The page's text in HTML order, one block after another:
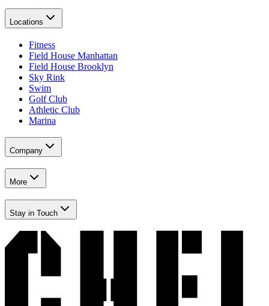
Locations​​​​‌ ‍ ​‍​‍‌‍ ‌ ​‍‌‍‍‌‌‍‌ ‌‍‍‌‌‍ ‍​‍​‍​ ‍‍​‍​‍‌ ​ ‌‍​‌‌‍ ‍‌‍‍‌‌ ‌​‌ ‍‌​‍ ‍‌‍‍‌‌‍ ​‍​‍​‍ ​​‍​‍‌‍‍​‌ ​‍‌‍‌‌‌‍‌‍​‍​‍​ ‍‍​‍​‍‌‍‍​‌ ‌​‌ ‌​‌ ​​‌ ​ ​ ‍‍​‍ ​‍ ‌‍​ ‌‍‍​‌‍‌‌‌‍ ​‌ ​ ‌‍‌‌‌‍​‌‌ ​​‌‍‍‌‌‍‌‌‌ ​‍‌ ​ ​‍ ‍‌ ​ ‌‍​‌‌‍ ‍‌‍‍‌‌ ‌​‌ ‍‌​‍ ‍‌ ​ ‌ ‌​‌ ‌‌‌‍‌​‌‍‍‌‌‍ ​‍ ‌‍‍‌‌‍ ‍‌ ‌​‌‍‌‌‌‍ ‍‌ ‌​​‍ ‌‍‌‌‌‍‌​‌‍‍‌‌ ‌​​‍ ‌‍ ‌‌‍ ‌‍‌​‌‍‌‌​ ‌‌ ​​‌ ​‍‌‍‌‌‌ ​ ‌‍‌‌‌‍ ‍‌ ‌​‌‍​‌‌ ‌​‌‍‍‌‌‍ ‌‍ ‍​ ‍ ‌‍‍‌‌‍‌​​ ‌‌‍‌‍‌‍ ‌‍ ‌ ‌​‌‍‌‌‌ ​‍​ ‍ ‌ ‌​‌ ‍‌‌ ​​‌‍‌‌​ ‌‌‍‌‍‌‍ ‌‍ ‌ ‌​‌‍‌‌‌ ​‍​ ‍ ‌ ​​‌‍​‌‌ ‌​‌‍‍​​ ‌‌‍​ ‌‍ ‌‍ ​‌ ‌‌‌‍ ‌‌‍ ‍‌ ​ ​‍‌‌​ ‌‌‌​​‍‌‌ ‌‍‍ ‌‍‌‌‌ ‍‌​‍‌‌​ ​ ‌​‌​​‍‌‌​ ​ ‌​‌​​‍‌‌​ ​‍​ ​‍‌‍‌‌‌‍​‍​ ​‍​ ‍​‌‍​ ​ ‌‌‌‍​ ‌‍​ ‌‍‌‌‌‍​‍‌‍​‌​ ​‌​‍‌‌​ ​‍​ ​‍​‍‌‌​ ‌‌‌​‌​​‍ ‍‌ ‌​‌‍‍‌‌ ‌​‌‍ ​‌‍‌‌​ ‌‍​‍‌‍​‌‌ ​ ‌‍‌‌‌‌‌‌‌ ​‍‌‍ ​​ ‌‌‍‍​‌ ‌​‌ ‌​‌ ​​‌ ​ ​‍‌‌​ ​ ‌​​‌​‍‌‌​ ​‍‌​‌‍​‍‌‌​ ​‍‌​‌‍‌‍​ ‌‍‍​‌‍‌‌‌‍ ​‌ ​ ‌‍‌‌‌‍​‌‌ ​​‌‍‍‌‌‍‌‌‌ ​‍‌ ​ ​‍ ‍‌ ​ ‌‍​‌‌‍ ‍‌‍‍‌‌ ‌​‌ ‍‌​‍ ‍‌ ​ ‌ ‌​‌ ‌‌‌‍‌​‌‍‍‌‌‍ ​‍‌‍‌‍‍‌‌‍‌​​ ‌‌‍‌‍‌‍ ‌‍ ‌ ‌​‌‍‌‌‌ ​‍​‍‌‍‌ ‌​‌ ‍‌‌ ​​‌‍‌‌​ ‌‌‍‌‍‌‍ ‌‍ ‌ ‌​‌‍‌‌‌ ​‍​‍‌‍‌ ​​‌‍​‌‌ ‌​‌‍‍​​ ‌‌‍​ ‌‍ ‌‍ ​‌ ‌‌‌‍ ‌‌‍ ‍‌ ​ ​‍‌‌​ ‌‌‌​​‍‌‌ ‌‍‍ ‌‍‌‌‌ ‍‌​‍‌‌​ ​ ‌​‌​​‍‌‌​ ​ ‌​‌​​‍‌‌​ ​‍​ ​‍‌‍‌‌‌‍​‍​ ​‍​ ‍​‌‍​ ​ ‌‌‌‍​ ‌‍​ ‌‍‌‌‌‍​‍‌‍​‌​ ​‌​‍‌‌​ ​‍​ ​‍​‍‌‌​ ‌‌‌​‌​​‍ ‍‌ ‌​‌‍‍‌‌ ‌​‌‍ ​‌‍‌‌​‍‌‍‌ ​​‌‍‌‌‌ ​‍‌ ​ ‌ ​​‌‍‌‌‌‍​ ‌ ‌​‌‍‍‌‌ ‌‍‌‍‌‌​ ‌‌ ​​‌ ‌‌‌‍​‍‌‍ ​‌‍‍‌‌ ​ ‌‍‍​‌‍‌‌‌‍‌​​‍​‍‌ ‌
Fitness​​​​‌ ‍ ​‍​‍‌‍ ‌ ​‍‌‍‍‌‌‍‌ ‌‍‍‌‌‍ ‍​‍​‍​ ‍‍​‍​‍‌ ​ ‌‍​‌‌‍ ‍‌‍‍‌‌ ‌​‌ ‍‌​‍ ‍‌‍‍‌‌‍ ​‍​‍​‍ ​​‍​‍‌‍‍​‌ ​‍‌‍‌‌‌‍‌‍​‍​‍​ ‍‍​‍​‍‌‍‍​‌ ‌​‌ ‌​‌ ​​‌ ​ ​ ‍‍​‍ ​‍ ‌‍​ ‌‍‍​‌‍‌‌‌‍ ​‌ ​ ‌‍‌‌‌‍​‌‌ ​​‌‍‍‌‌‍‌‌‌ ​‍‌ ​ ​‍ ‍‌ ​ ‌‍​‌‌‍ ‍‌‍‍‌‌ ‌​‌ ‍‌​‍ ‍‌ ​ ‌ ‌​‌ ‌‌‌‍‌​‌‍‍‌‌‍ ​‍ ‌‍‍‌‌‍ ‍‌ ‌​‌‍‌‌‌‍ ‍‌ ‌​​‍ ‌‍‌‌‌‍‌​‌‍‍‌‌ ‌​​‍ ‌‍ ‌‌‍ ‌‍‌​‌‍‌‌​ ‌‌ ​​‌ ​‍‌‍‌‌‌ ​ ‌‍‌‌‌‍ ‍‌ ‌​‌‍​‌‌ ‌​‌‍‍‌‌‍ ‌‍ ‍​ ‍ ‌‍‍‌‌‍‌​​ ‌‌‍‌‍‌‍ ‌‍ ‌ ‌​‌‍‌‌‌ ​‍​ ‍ ‌ ‌​‌ ‍‌‌ ​​‌‍‌‌​ ‌‌‍‌‍‌‍ ‌‍ ‌ ‌​‌‍‌‌‌ ​‍​ ‍ ‌ ​​‌‍​‌‌ ‌​‌‍‍​​ ‌‌‍​ ‌‍ ‌‍ ​‌ ‌‌‌‍ ‌‌‍ ‍‌ ​ ​‍‌‌​ ‌‌‌​​‍‌‌ ‌‍‍ ‌‍‌‌‌ ‍‌​‍‌‌​ ​ ‌​‌​​‍‌‌​ ​ ‌​‌​​‍‌‌​ ​‍​ ​‍‌‍‌‌‌‍​‍​ ​‍​ ‍​‌‍​ ​ ‌‌‌‍​ ‌‍​ ‌‍‌‌‌‍​‍‌‍​‌​ ​‌​‍‌‌​ ​‍​ ​‍​‍‌‌​ ‌‌‌​‌​​‍ ‍‌‍ ​‌‍‍‌‌‍ ‍‌‍‍ ‌ ​ ​‍‌‌​ ‌‌‌​​‍‌‌ ‌‍‍ ‌‍‌‌‌ ‍‌​‍‌‌​ ​ ‌​‌​​‍‌‌​ ​ ‌​‌​​‍‌‌​ ​‍​ ​‍​ ​‍​ ​ ​ ​ ‌‍​ ‌‍‌‌​ ‍​​ ‌‍​ ​‌​ ‌​‌‍​‌‌‍​ ​ ‍‌​‍‌‌​ ​‍​ ​‍​‍‌‌​ ‌‌‌​‌​​‍ ‍‌‍ ‍‌‍​‌‌‍ ‌‌‍‌‌​ ‌‍​‍‌‍​‌‌ ​ ‌‍‌‌‌‌‌‌‌ ​‍‌‍ ​​ ‌‌‍‍​‌ ‌​‌ ‌​‌ ​​‌ ​ ​‍‌‌​ ​ ‌​​‌​‍‌‌​ ​‍‌​‌‍​‍‌‌​ ​‍‌​‌‍‌‍​ ‌‍‍​‌‍‌‌‌‍ ​‌ ​ ‌‍‌‌‌‍​‌‌ ​​‌‍‍‌‌‍‌‌‌ ​‍‌ ​ ​‍ ‍‌ ​ ‌‍​‌‌‍ ‍‌‍‍‌‌ ‌​‌ ‍‌​‍ ‍‌ ​ ‌ ‌​‌ ‌‌‌‍‌​‌‍‍‌‌‍ ​‍‌‍‌‍‍‌‌‍‌​​ ‌‌‍‌‍‌‍ ‌‍ ‌ ‌​‌‍‌‌‌ ​‍​‍‌‍‌ ‌​‌ ‍‌‌ ​​‌‍‌‌​ ‌‌‍‌‍‌‍ ‌‍ ‌ ‌​‌‍‌‌‌ ​‍​‍‌‍‌ ​​‌‍​‌‌ ‌​‌‍‍​​ ‌‌‍​ ‌‍ ‌‍ ​‌ ‌‌‌‍ ‌‌‍ ‍‌ ​ ​‍‌‌​ ‌‌‌​​‍‌‌ ‌‍‍ ‌‍‌‌‌ ‍‌​‍‌‌​ ​ ‌​‌​​‍‌‌​ ​ ‌​‌​​‍‌‌​ ​‍​ ​‍‌‍‌‌‌‍​‍​ ​‍​ ‍​‌‍​ ​ ‌‌‌‍​ ‌‍​ ‌‍‌‌‌‍​‍‌‍​‌​ ​‌​‍‌‌​ ​‍​ ​‍​‍‌‌​ ‌‌‌​‌​​‍ ‍‌‍ ​‌‍‍‌‌‍ ‍‌‍‍ ‌ ​ ​‍‌‌​ ‌‌‌​​‍‌‌ ‌‍‍ ‌‍‌‌‌ ‍‌​‍‌‌​ ​ ‌​‌​​‍‌‌​ ​ ‌​‌​​‍‌‌​ ​‍​ ​‍​ ​‍​ ​ ​ ​ ‌‍​ ‌‍‌‌​ ‍​​ ‌‍​ ​‌​ ‌​‌‍​‌‌‍​ ​ ‍‌​‍‌‌​ ​‍​ ​‍​‍‌‌​ ‌‌‌​‌​​‍ ‍‌‍ ‍‌‍​‌‌‍ ‌‌‍‌‌​‍‌‍‌ ​​‌‍‌‌‌ ​‍‌ ​ ‌ ​​‌‍‌‌‌‍​ ‌ ‌​‌‍‍‌‌ ‌‍‌‍‌‌​ ‌‌ ​​‌ ‌‌‌‍​‍‌‍ ​‌‍‍‌‌ ​ ‌‍‍​‌‍‌‌‌‍‌​​‍​‍‌ ‌
Field House Manhattan​​​​‌ ‍ ​‍​‍‌‍ ‌ ​‍‌‍‍‌‌‍‌ ‌‍‍‌‌‍ ‍​‍​‍​ ‍‍​‍​‍‌ ​ ‌‍​‌‌‍ ‍‌‍‍‌‌ ‌​‌ ‍‌​‍ ‍‌‍‍‌‌‍ ​‍​‍​‍ ​​‍​‍‌‍‍​‌ ​‍‌‍‌‌‌‍‌‍​‍​‍​ ‍‍​‍​‍‌‍‍​‌ ‌​‌ ‌​‌ ​​‌ ​ ​ ‍‍​‍ ​‍ ‌‍​ ‌‍‍​‌‍‌‌‌‍ ​‌ ​ ‌‍‌‌‌‍​‌‌ ​​‌‍‍‌‌‍‌‌‌ ​‍‌ ​ ​‍ ‍‌ ​ ‌‍​‌‌‍ ‍‌‍‍‌‌ ‌​‌ ‍‌​‍ ‍‌ ​ ‌ ‌​‌ ‌‌‌‍‌​‌‍‍‌‌‍ ​‍ ‌‍‍‌‌‍ ‍‌ ‌​‌‍‌‌‌‍ ‍‌ ‌​​‍ ‌‍‌‌‌‍‌​‌‍‍‌‌ ‌​​‍ ‌‍ ‌‌‍ ‌‍‌​‌‍‌‌​ ‌‌ ​​‌ ​‍‌‍‌‌‌ ​ ‌‍‌‌‌‍ ‍‌ ‌​‌‍​‌‌ ‌​‌‍‍‌‌‍ ‌‍ ‍​ ‍ ‌‍‍‌‌‍‌​​ ‌‌‍‌‍‌‍ ‌‍ ‌ ‌​‌‍‌‌‌ ​‍​ ‍ ‌ ‌​‌ ‍‌‌ ​​‌‍‌‌​ ‌‌‍‌‍‌‍ ‌‍ ‌ ‌​‌‍‌‌‌ ​‍​ ‍ ‌ ​​‌‍​‌‌ ‌​‌‍‍​​ ‌‌‍​ ‌‍ ‌‍ ​‌ ‌‌‌‍ ‌‌‍ ‍‌ ​ ​‍‌‌​ ‌‌‌​​‍‌‌ ‌‍‍ ‌‍‌‌‌ ‍‌​‍‌‌​ ​ ‌​‌​​‍‌‌​ ​ ‌​‌​​‍‌‌​ ​‍​ ​‍‌‍‌‌‌‍​‍​ ​‍​ ‍​‌‍​ ​ ‌‌‌‍​ ‌‍​ ‌‍‌‌‌‍​‍‌‍​‌​ ​‌​‍‌‌​ ​‍​ ​‍​‍‌‌​ ‌‌‌​‌​​‍ ‍‌‍ ​‌‍‍‌‌‍ ‍‌‍‍ ‌ ​ ​‍‌‌​ ‌‌‌​​‍‌‌ ‌‍‍ ‌‍‌‌‌ ‍‌​‍‌‌​ ​ ‌​‌​​‍‌‌​ ​ ‌​‌​​‍‌‌​ ​‍​ ​‍​ ​‌​ ​ ​ ​‌‌‍​‍​ ​​​ ​‌‌‍​‌​ ‌ ​ ​‍​ ​‍​ ‌‍​ ‌​​‍‌‌​ ​‍​ ​‍​‍‌‌​ ‌‌‌​‌​​‍ ‍‌‍ ‍‌‍​‌‌‍ ‌‌‍‌‌​ ‌‍​‍‌‍​‌‌ ​ ‌‍‌‌‌‌‌‌‌ ​‍‌‍ ​​ ‌‌‍‍​‌ ‌​‌ ‌​‌ ​​‌ ​ ​‍‌‌​ ​ ‌​​‌​‍‌‌​ ​‍‌​‌‍​‍‌‌​ ​‍‌​‌‍‌‍​ ‌‍‍​‌‍‌‌‌‍ ​‌ ​ ‌‍‌‌‌‍​‌‌ ​​‌‍‍‌‌‍‌‌‌ ​‍‌ ​ ​‍ ‍‌ ​ ‌‍​‌‌‍ ‍‌‍‍‌‌ ‌​‌ ‍‌​‍ ‍‌ ​ ‌ ‌​‌ ‌‌‌‍‌​‌‍‍‌‌‍ ​‍‌‍‌‍‍‌‌‍‌​​ ‌‌‍‌‍‌‍ ‌‍ ‌ ‌​‌‍‌‌‌ ​‍​‍‌‍‌ ‌​‌ ‍‌‌ ​​‌‍‌‌​ ‌‌‍‌‍‌‍ ‌‍ ‌ ‌​‌‍‌‌‌ ​‍​‍‌‍‌ ​​‌‍​‌‌ ‌​‌‍‍​​ ‌‌‍​ ‌‍ ‌‍ ​‌ ‌‌‌‍ ‌‌‍ ‍‌ ​ ​‍‌‌​ ‌‌‌​​‍‌‌ ‌‍‍ ‌‍‌‌‌ ‍‌​‍‌‌​ ​ ‌​‌​​‍‌‌​ ​ ‌​‌​​‍‌‌​ ​‍​ ​‍‌‍‌‌‌‍​‍​ ​‍​ ‍​‌‍​ ​ ‌‌‌‍​ ‌‍​ ‌‍‌‌‌‍​‍‌‍​‌​ ​‌​‍‌‌​ ​‍​ ​‍​‍‌‌​ ‌‌‌​‌​​‍ ‍‌‍ ​‌‍‍‌‌‍ ‍‌‍‍ ‌ ​ ​‍‌‌​ ‌‌‌​​‍‌‌ ‌‍‍ ‌‍‌‌‌ ‍‌​‍‌‌​ ​ ‌​‌​​‍‌‌​ ​ ‌​‌​​‍‌‌​ ​‍​ ​‍​ ​‌​ ​ ​ ​‌‌‍​‍​ ​​​ ​‌‌‍​‌​ ‌ ​ ​‍​ ​‍​ ‌‍​ ‌​​‍‌‌​ ​‍​ ​‍​‍‌‌​ ‌‌‌​‌​​‍ ‍‌‍ ‍‌‍​‌‌‍ ‌‌‍‌‌​‍‌‍‌ ​​‌‍‌‌‌ ​‍‌ ​ ‌ ​​‌‍‌‌‌‍​ ‌ ‌​‌‍‍‌‌ ‌‍‌‍‌‌​ ‌‌ ​​‌ ‌‌‌‍​‍‌‍ ​‌‍‍‌‌ ​ ‌‍‍​‌‍‌‌‌‍‌​​‍​‍‌ ‌
Field House Brooklyn​​​​‌ ‍ ​‍​‍‌‍ ‌ ​‍‌‍‍‌‌‍‌ ‌‍‍‌‌‍ ‍​‍​‍​ ‍‍​‍​‍‌ ​ ‌‍​‌‌‍ ‍‌‍‍‌‌ ‌​‌ ‍‌​‍ ‍‌‍‍‌‌‍ ​‍​‍​‍ ​​‍​‍‌‍‍​‌ ​‍‌‍‌‌‌‍‌‍​‍​‍​ ‍‍​‍​‍‌‍‍​‌ ‌​‌ ‌​‌ ​​‌ ​ ​ ‍‍​‍ ​‍ ‌‍​ ‌‍‍​‌‍‌‌‌‍ ​‌ ​ ‌‍‌‌‌‍​‌‌ ​​‌‍‍‌‌‍‌‌‌ ​‍‌ ​ ​‍ ‍‌ ​ ‌‍​‌‌‍ ‍‌‍‍‌‌ ‌​‌ ‍‌​‍ ‍‌ ​ ‌ ‌​‌ ‌‌‌‍‌​‌‍‍‌‌‍ ​‍ ‌‍‍‌‌‍ ‍‌ ‌​‌‍‌‌‌‍ ‍‌ ‌​​‍ ‌‍‌‌‌‍‌​‌‍‍‌‌ ‌​​‍ ‌‍ ‌‌‍ ‌‍‌​‌‍‌‌​ ‌‌ ​​‌ ​‍‌‍‌‌‌ ​ ‌‍‌‌‌‍ ‍‌ ‌​‌‍​‌‌ ‌​‌‍‍‌‌‍ ‌‍ ‍​ ‍ ‌‍‍‌‌‍‌​​ ‌‌‍‌‍‌‍ ‌‍ ‌ ‌​‌‍‌‌‌ ​‍​ ‍ ‌ ‌​‌ ‍‌‌ ​​‌‍‌‌​ ‌‌‍‌‍‌‍ ‌‍ ‌ ‌​‌‍‌‌‌ ​‍​ ‍ ‌ ​​‌‍​‌‌ ‌​‌‍‍​​ ‌‌‍​ ‌‍ ‌‍ ​‌ ‌‌‌‍ ‌‌‍ ‍‌ ​ ​‍‌‌​ ‌‌‌​​‍‌‌ ‌‍‍ ‌‍‌‌‌ ‍‌​‍‌‌​ ​ ‌​‌​​‍‌‌​ ​ ‌​‌​​‍‌‌​ ​‍​ ​‍‌‍‌‌‌‍​‍​ ​‍​ ‍​‌‍​ ​ ‌‌‌‍​ ‌‍​ ‌‍‌‌‌‍​‍‌‍​‌​ ​‌​‍‌‌​ ​‍​ ​‍​‍‌‌​ ‌‌‌​‌​​‍ ‍‌‍ ​‌‍‍‌‌‍ ‍‌‍‍ ‌ ​ ​‍‌‌​ ‌‌‌​​‍‌‌ ‌‍‍ ‌‍‌‌‌ ‍‌​‍‌‌​ ​ ‌​‌​​‍‌‌​ ​ ‌​‌​​‍‌‌​ ​‍​ ​‍​ ‌‍​ ‍​​ ‌ ‌‍‌​​ ​‌​ ​‍​ ‌‌​ ‌‍​ ​‍​ ​‌‌‍​ ​ ​‌​‍‌‌​ ​‍​ ​‍​‍‌‌​ ‌‌‌​‌​​‍ ‍‌‍ ‍‌‍​‌‌‍ ‌‌‍‌‌​ ‌‍​‍‌‍​‌‌ ​ ‌‍‌‌‌‌‌‌‌ ​‍‌‍ ​​ ‌‌‍‍​‌ ‌​‌ ‌​‌ ​​‌ ​ ​‍‌‌​ ​ ‌​​‌​‍‌‌​ ​‍‌​‌‍​‍‌‌​ ​‍‌​‌‍‌‍​ ‌‍‍​‌‍‌‌‌‍ ​‌ ​ ‌‍‌‌‌‍​‌‌ ​​‌‍‍‌‌‍‌‌‌ ​‍‌ ​ ​‍ ‍‌ ​ ‌‍​‌‌‍ ‍‌‍‍‌‌ ‌​‌ ‍‌​‍ ‍‌ ​ ‌ ‌​‌ ‌‌‌‍‌​‌‍‍‌‌‍ ​‍‌‍‌‍‍‌‌‍‌​​ ‌‌‍‌‍‌‍ ‌‍ ‌ ‌​‌‍‌‌‌ ​‍​‍‌‍‌ ‌​‌ ‍‌‌ ​​‌‍‌‌​ ‌‌‍‌‍‌‍ ‌‍ ‌ ‌​‌‍‌‌‌ ​‍​‍‌‍‌ ​​‌‍​‌‌ ‌​‌‍‍​​ ‌‌‍​ ‌‍ ‌‍ ​‌ ‌‌‌‍ ‌‌‍ ‍‌ ​ ​‍‌‌​ ‌‌‌​​‍‌‌ ‌‍‍ ‌‍‌‌‌ ‍‌​‍‌‌​ ​ ‌​‌​​‍‌‌​ ​ ‌​‌​​‍‌‌​ ​‍​ ​‍‌‍‌‌‌‍​‍​ ​‍​ ‍​‌‍​ ​ ‌‌‌‍​ ‌‍​ ‌‍‌‌‌‍​‍‌‍​‌​ ​‌​‍‌‌​ ​‍​ ​‍​‍‌‌​ ‌‌‌​‌​​‍ ‍‌‍ ​‌‍‍‌‌‍ ‍‌‍‍ ‌ ​ ​‍‌‌​ ‌‌‌​​‍‌‌ ‌‍‍ ‌‍‌‌‌ ‍‌​‍‌‌​ ​ ‌​‌​​‍‌‌​ ​ ‌​‌​​‍‌‌​ ​‍​ ​‍​ ‌‍​ ‍​​ ‌ ‌‍‌​​ ​‌​ ​‍​ ‌‌​ ‌‍​ ​‍​ ​‌‌‍​ ​ ​‌​‍‌‌​ ​‍​ ​‍​‍‌‌​ ‌‌‌​‌​​‍ ‍‌‍ ‍‌‍​‌‌‍ ‌‌‍‌‌​‍‌‍‌ ​​‌‍‌‌‌ ​‍‌ ​ ‌ ​​‌‍‌‌‌‍​ ‌ ‌​‌‍‍‌‌ ‌‍‌‍‌‌​ ‌‌ ​​‌ ‌‌‌‍​‍‌‍ ​‌‍‍‌‌ ​ ‌‍‍​‌‍‌‌‌‍‌​​‍​‍‌ ‌
Sky Rink​​​​‌ ‍ ​‍​‍‌‍ ‌ ​‍‌‍‍‌‌‍‌ ‌‍‍‌‌‍ ‍​‍​‍​ ‍‍​‍​‍‌ ​ ‌‍​‌‌‍ ‍‌‍‍‌‌ ‌​‌ ‍‌​‍ ‍‌‍‍‌‌‍ ​‍​‍​‍ ​​‍​‍‌‍‍​‌ ​‍‌‍‌‌‌‍‌‍​‍​‍​ ‍‍​‍​‍‌‍‍​‌ ‌​‌ ‌​‌ ​​‌ ​ ​ ‍‍​‍ ​‍ ‌‍​ ‌‍‍​‌‍‌‌‌‍ ​‌ ​ ‌‍‌‌‌‍​‌‌ ​​‌‍‍‌‌‍‌‌‌ ​‍‌ ​ ​‍ ‍‌ ​ ‌‍​‌‌‍ ‍‌‍‍‌‌ ‌​‌ ‍‌​‍ ‍‌ ​ ‌ ‌​‌ ‌‌‌‍‌​‌‍‍‌‌‍ ​‍ ‌‍‍‌‌‍ ‍‌ ‌​‌‍‌‌‌‍ ‍‌ ‌​​‍ ‌‍‌‌‌‍‌​‌‍‍‌‌ ‌​​‍ ‌‍ ‌‌‍ ‌‍‌​‌‍‌‌​ ‌‌ ​​‌ ​‍‌‍‌‌‌ ​ ‌‍‌‌‌‍ ‍‌ ‌​‌‍​‌‌ ‌​‌‍‍‌‌‍ ‌‍ ‍​ ‍ ‌‍‍‌‌‍‌​​ ‌‌‍‌‍‌‍ ‌‍ ‌ ‌​‌‍‌‌‌ ​‍​ ‍ ‌ ‌​‌ ‍‌‌ ​​‌‍‌‌​ ‌‌‍‌‍‌‍ ‌‍ ‌ ‌​‌‍‌‌‌ ​‍​ ‍ ‌ ​​‌‍​‌‌ ‌​‌‍‍​​ ‌‌‍​ ‌‍ ‌‍ ​‌ ‌‌‌‍ ‌‌‍ ‍‌ ​ ​‍‌‌​ ‌‌‌​​‍‌‌ ‌‍‍ ‌‍‌‌‌ ‍‌​‍‌‌​ ​ ‌​‌​​‍‌‌​ ​ ‌​‌​​‍‌‌​ ​‍​ ​‍‌‍‌‌‌‍​‍​ ​‍​ ‍​‌‍​ ​ ‌‌‌‍​ ‌‍​ ‌‍‌‌‌‍​‍‌‍​‌​ ​‌​‍‌‌​ ​‍​ ​‍​‍‌‌​ ‌‌‌​‌​​‍ ‍‌‍ ​‌‍‍‌‌‍ ‍‌‍‍ ‌ ​ ​‍‌‌​ ‌‌‌​​‍‌‌ ‌‍‍ ‌‍‌‌‌ ‍‌​‍‌‌​ ​ ‌​‌​​‍‌‌​ ​ ‌​‌​​‍‌‌​ ​‍​ ​‍​ ‌​​ ‌ ‌‍‌‍‌‍‌‍​ ​​​ ‌‍​ ‌‌​ ‌​‌‍‌​‌‍‌​​ ​‌‌‍​‍​‍‌‌​ ​‍​ ​‍​‍‌‌​ ‌‌‌​‌​​‍ ‍‌‍ ‍‌‍​‌‌‍ ‌‌‍‌‌​ ‌‍​‍‌‍​‌‌ ​ ‌‍‌‌‌‌‌‌‌ ​‍‌‍ ​​ ‌‌‍‍​‌ ‌​‌ ‌​‌ ​​‌ ​ ​‍‌‌​ ​ ‌​​‌​‍‌‌​ ​‍‌​‌‍​‍‌‌​ ​‍‌​‌‍‌‍​ ‌‍‍​‌‍‌‌‌‍ ​‌ ​ ‌‍‌‌‌‍​‌‌ ​​‌‍‍‌‌‍‌‌‌ ​‍‌ ​ ​‍ ‍‌ ​ ‌‍​‌‌‍ ‍‌‍‍‌‌ ‌​‌ ‍‌​‍ ‍‌ ​ ‌ ‌​‌ ‌‌‌‍‌​‌‍‍‌‌‍ ​‍‌‍‌‍‍‌‌‍‌​​ ‌‌‍‌‍‌‍ ‌‍ ‌ ‌​‌‍‌‌‌ ​‍​‍‌‍‌ ‌​‌ ‍‌‌ ​​‌‍‌‌​ ‌‌‍‌‍‌‍ ‌‍ ‌ ‌​‌‍‌‌‌ ​‍​‍‌‍‌ ​​‌‍​‌‌ ‌​‌‍‍​​ ‌‌‍​ ‌‍ ‌‍ ​‌ ‌‌‌‍ ‌‌‍ ‍‌ ​ ​‍‌‌​ ‌‌‌​​‍‌‌ ‌‍‍ ‌‍‌‌‌ ‍‌​‍‌‌​ ​ ‌​‌​​‍‌‌​ ​ ‌​‌​​‍‌‌​ ​‍​ ​‍‌‍‌‌‌‍​‍​ ​‍​ ‍​‌‍​ ​ ‌‌‌‍​ ‌‍​ ‌‍‌‌‌‍​‍‌‍​‌​ ​‌​‍‌‌​ ​‍​ ​‍​‍‌‌​ ‌‌‌​‌​​‍ ‍‌‍ ​‌‍‍‌‌‍ ‍‌‍‍ ‌ ​ ​‍‌‌​ ‌‌‌​​‍‌‌ ‌‍‍ ‌‍‌‌‌ ‍‌​‍‌‌​ ​ ‌​‌​​‍‌‌​ ​ ‌​‌​​‍‌‌​ ​‍​ ​‍​ ‌​​ ‌ ‌‍‌‍‌‍‌‍​ ​​​ ‌‍​ ‌‌​ ‌​‌‍‌​‌‍‌​​ ​‌‌‍​‍​‍‌‌​ ​‍​ ​‍​‍‌‌​ ‌‌‌​‌​​‍ ‍‌‍ ‍‌‍​‌‌‍ ‌‌‍‌‌​‍‌‍‌ ​​‌‍‌‌‌ ​‍‌ ​ ‌ ​​‌‍‌‌‌‍​ ‌ ‌​‌‍‍‌‌ ‌‍‌‍‌‌​ ‌‌ ​​‌ ‌‌‌‍​‍‌‍ ​‌‍‍‌‌ ​ ‌‍‍​‌‍‌‌‌‍‌​​‍​‍‌ ‌
Swim​​​​‌ ‍ ​‍​‍‌‍ ‌ ​‍‌‍‍‌‌‍‌ ‌‍‍‌‌‍ ‍​‍​‍​ ‍‍​‍​‍‌ ​ ‌‍​‌‌‍ ‍‌‍‍‌‌ ‌​‌ ‍‌​‍ ‍‌‍‍‌‌‍ ​‍​‍​‍ ​​‍​‍‌‍‍​‌ ​‍‌‍‌‌‌‍‌‍​‍​‍​ ‍‍​‍​‍‌‍‍​‌ ‌​‌ ‌​‌ ​​‌ ​ ​ ‍‍​‍ ​‍ ‌‍​ ‌‍‍​‌‍‌‌‌‍ ​‌ ​ ‌‍‌‌‌‍​‌‌ ​​‌‍‍‌‌‍‌‌‌ ​‍‌ ​ ​‍ ‍‌ ​ ‌‍​‌‌‍ ‍‌‍‍‌‌ ‌​‌ ‍‌​‍ ‍‌ ​ ‌ ‌​‌ ‌‌‌‍‌​‌‍‍‌‌‍ ​‍ ‌‍‍‌‌‍ ‍‌ ‌​‌‍‌‌‌‍ ‍‌ ‌​​‍ ‌‍‌‌‌‍‌​‌‍‍‌‌ ‌​​‍ ‌‍ ‌‌‍ ‌‍‌​‌‍‌‌​ ‌‌ ​​‌ ​‍‌‍‌‌‌ ​ ‌‍‌‌‌‍ ‍‌ ‌​‌‍​‌‌ ‌​‌‍‍‌‌‍ ‌‍ ‍​ ‍ ‌‍‍‌‌‍‌​​ ‌‌‍‌‍‌‍ ‌‍ ‌ ‌​‌‍‌‌‌ ​‍​ ‍ ‌ ‌​‌ ‍‌‌ ​​‌‍‌‌​ ‌‌‍‌‍‌‍ ‌‍ ‌ ‌​‌‍‌‌‌ ​‍​ ‍ ‌ ​​‌‍​‌‌ ‌​‌‍‍​​ ‌‌‍​ ‌‍ ‌‍ ​‌ ‌‌‌‍ ‌‌‍ ‍‌ ​ ​‍‌‌​ ‌‌‌​​‍‌‌ ‌‍‍ ‌‍‌‌‌ ‍‌​‍‌‌​ ​ ‌​‌​​‍‌‌​ ​ ‌​‌​​‍‌‌​ ​‍​ ​‍‌‍‌‌‌‍​‍​ ​‍​ ‍​‌‍​ ​ ‌‌‌‍​ ‌‍​ ‌‍‌‌‌‍​‍‌‍​‌​ ​‌​‍‌‌​ ​‍​ ​‍​‍‌‌​ ‌‌‌​‌​​‍ ‍‌‍ ​‌‍‍‌‌‍ ‍‌‍‍ ‌ ​ ​‍‌‌​ ‌‌‌​​‍‌‌ ‌‍‍ ‌‍‌‌‌ ‍‌​‍‌‌​ ​ ‌​‌​​‍‌‌​ ​ ‌​‌​​‍‌‌​ ​‍​ ​‍‌‍‌‍‌‍‌‍​ ​​​ ‌‌​ ‌‌​ ‌​​ ​‍‌‍​ ​ ​‌​ ​ ‌‍​ ‌‍​‌‌‍​ ‌‍‌‌​ ‌‍​ ​‌​ ​ ‌‍​ ‌‍​‍​ ‌​​ ‍​‌‍‌​​ ‍​​ ‌‍​ ‌‌‌‍​‍​ ‌​​ ‌​​ ​‌​ ‍‌​ ‍‌‌‍​ ​‍‌‌​ ​‍​ ​‍​‍‌‌​ ‌‌‌​‌​​‍ ‍‌‍ ‍‌‍​‌‌‍ ‌‌‍‌‌​ ‌‍​‍‌‍​‌‌ ​ ‌‍‌‌‌‌‌‌‌ ​‍‌‍ ​​ ‌‌‍‍​‌ ‌​‌ ‌​‌ ​​‌ ​ ​‍‌‌​ ​ ‌​​‌​‍‌‌​ ​‍‌​‌‍​‍‌‌​ ​‍‌​‌‍‌‍​ ‌‍‍​‌‍‌‌‌‍ ​‌ ​ ‌‍‌‌‌‍​‌‌ ​​‌‍‍‌‌‍‌‌‌ ​‍‌ ​ ​‍ ‍‌ ​ ‌‍​‌‌‍ ‍‌‍‍‌‌ ‌​‌ ‍‌​‍ ‍‌ ​ ‌ ‌​‌ ‌‌‌‍‌​‌‍‍‌‌‍ ​‍‌‍‌‍‍‌‌‍‌​​ ‌‌‍‌‍‌‍ ‌‍ ‌ ‌​‌‍‌‌‌ ​‍​‍‌‍‌ ‌​‌ ‍‌‌ ​​‌‍‌‌​ ‌‌‍‌‍‌‍ ‌‍ ‌ ‌​‌‍‌‌‌ ​‍​‍‌‍‌ ​​‌‍​‌‌ ‌​‌‍‍​​ ‌‌‍​ ‌‍ ‌‍ ​‌ ‌‌‌‍ ‌‌‍ ‍‌ ​ ​‍‌‌​ ‌‌‌​​‍‌‌ ‌‍‍ ‌‍‌‌‌ ‍‌​‍‌‌​ ​ ‌​‌​​‍‌‌​ ​ ‌​‌​​‍‌‌​ ​‍​ ​‍‌‍‌‌‌‍​‍​ ​‍​ ‍​‌‍​ ​ ‌‌‌‍​ ‌‍​ ‌‍‌‌‌‍​‍‌‍​‌​ ​‌​‍‌‌​ ​‍​ ​‍​‍‌‌​ ‌‌‌​‌​​‍ ‍‌‍ ​‌‍‍‌‌‍ ‍‌‍‍ ‌ ​ ​‍‌‌​ ‌‌‌​​‍‌‌ ‌‍‍ ‌‍‌‌‌ ‍‌​‍‌‌​ ​ ‌​‌​​‍‌‌​ ​ ‌​‌​​‍‌‌​ ​‍​ ​‍‌‍‌‍‌‍‌‍​ ​​​ ‌‌​ ‌‌​ ‌​​ ​‍‌‍​ ​ ​‌​ ​ ‌‍​ ‌‍​‌‌‍​ ‌‍‌‌​ ‌‍​ ​‌​ ​ ‌‍​ ‌‍​‍​ ‌​​ ‍​‌‍‌​​ ‍​​ ‌‍​ ‌‌‌‍​‍​ ‌​​ ‌​​ ​‌​ ‍‌​ ‍‌‌‍​ ​‍‌‌​ ​‍​ ​‍​‍‌‌​ ‌‌‌​‌​​‍ ‍‌‍ ‍‌‍​‌‌‍ ‌‌‍‌‌​‍‌‍‌ ​​‌‍‌‌‌ ​‍‌ ​ ‌ ​​‌‍‌‌‌‍​ ‌ ‌​‌‍‍‌‌ ‌‍‌‍‌‌​ ‌‌ ​​‌ ‌‌‌‍​‍‌‍ ​‌‍‍‌‌ ​ ‌‍‍​‌‍‌‌‌‍‌​​‍​‍‌ ‌
Golf Club​​​​‌ ‍ ​‍​‍‌‍ ‌ ​‍‌‍‍‌‌‍‌ ‌‍‍‌‌‍ ‍​‍​‍​ ‍‍​‍​‍‌ ​ ‌‍​‌‌‍ ‍‌‍‍‌‌ ‌​‌ ‍‌​‍ ‍‌‍‍‌‌‍ ​‍​‍​‍ ​​‍​‍‌‍‍​‌ ​‍‌‍‌‌‌‍‌‍​‍​‍​ ‍‍​‍​‍‌‍‍​‌ ‌​‌ ‌​‌ ​​‌ ​ ​ ‍‍​‍ ​‍ ‌‍​ ‌‍‍​‌‍‌‌‌‍ ​‌ ​ ‌‍‌‌‌‍​‌‌ ​​‌‍‍‌‌‍‌‌‌ ​‍‌ ​ ​‍ ‍‌ ​ ‌‍​‌‌‍ ‍‌‍‍‌‌ ‌​‌ ‍‌​‍ ‍‌ ​ ‌ ‌​‌ ‌‌‌‍‌​‌‍‍‌‌‍ ​‍ ‌‍‍‌‌‍ ‍‌ ‌​‌‍‌‌‌‍ ‍‌ ‌​​‍ ‌‍‌‌‌‍‌​‌‍‍‌‌ ‌​​‍ ‌‍ ‌‌‍ ‌‍‌​‌‍‌‌​ ‌‌ ​​‌ ​‍‌‍‌‌‌ ​ ‌‍‌‌‌‍ ‍‌ ‌​‌‍​‌‌ ‌​‌‍‍‌‌‍ ‌‍ ‍​ ‍ ‌‍‍‌‌‍‌​​ ‌‌‍‌‍‌‍ ‌‍ ‌ ‌​‌‍‌‌‌ ​‍​ ‍ ‌ ‌​‌ ‍‌‌ ​​‌‍‌‌​ ‌‌‍‌‍‌‍ ‌‍ ‌ ‌​‌‍‌‌‌ ​‍​ ‍ ‌ ​​‌‍​‌‌ ‌​‌‍‍​​ ‌‌‍​ ‌‍ ‌‍ ​‌ ‌‌‌‍ ‌‌‍ ‍‌ ​ ​‍‌‌​ ‌‌‌​​‍‌‌ ‌‍‍ ‌‍‌‌‌ ‍‌​‍‌‌​ ​ ‌​‌​​‍‌‌​ ​ ‌​‌​​‍‌‌​ ​‍​ ​‍‌‍‌‌‌‍​‍​ ​‍​ ‍​‌‍​ ​ ‌‌‌‍​ ‌‍​ ‌‍‌‌‌‍​‍‌‍​‌​ ​‌​‍‌‌​ ​‍​ ​‍​‍‌‌​ ‌‌‌​‌​​‍ ‍‌‍ ​‌‍‍‌‌‍ ‍‌‍‍ ‌ ​ ​‍‌‌​ ‌‌‌​​‍‌‌ ‌‍‍ ‌‍‌‌‌ ‍‌​‍‌‌​ ​ ‌​‌​​‍‌‌​ ​ ‌​‌​​‍‌‌​ ​‍​ ​‍​ ‌​‌‍‌‌​ ‌‍‌‍‌​​ ​‍​ ‌‍​ ​‍‌‍‌‍‌‍​‌‌‍​ ‌‍​ ‌‍​ ​‍‌‌​ ​‍​ ​‍​‍‌‌​ ‌‌‌​‌​​‍ ‍‌‍ ‍‌‍​‌‌‍ ‌‌‍‌‌​ ‌‍​‍‌‍​‌‌ ​ ‌‍‌‌‌‌‌‌‌ ​‍‌‍ ​​ ‌‌‍‍​‌ ‌​‌ ‌​‌ ​​‌ ​ ​‍‌‌​ ​ ‌​​‌​‍‌‌​ ​‍‌​‌‍​‍‌‌​ ​‍‌​‌‍‌‍​ ‌‍‍​‌‍‌‌‌‍ ​‌ ​ ‌‍‌‌‌‍​‌‌ ​​‌‍‍‌‌‍‌‌‌ ​‍‌ ​ ​‍ ‍‌ ​ ‌‍​‌‌‍ ‍‌‍‍‌‌ ‌​‌ ‍‌​‍ ‍‌ ​ ‌ ‌​‌ ‌‌‌‍‌​‌‍‍‌‌‍ ​‍‌‍‌‍‍‌‌‍‌​​ ‌‌‍‌‍‌‍ ‌‍ ‌ ‌​‌‍‌‌‌ ​‍​‍‌‍‌ ‌​‌ ‍‌‌ ​​‌‍‌‌​ ‌‌‍‌‍‌‍ ‌‍ ‌ ‌​‌‍‌‌‌ ​‍​‍‌‍‌ ​​‌‍​‌‌ ‌​‌‍‍​​ ‌‌‍​ ‌‍ ‌‍ ​‌ ‌‌‌‍ ‌‌‍ ‍‌ ​ ​‍‌‌​ ‌‌‌​​‍‌‌ ‌‍‍ ‌‍‌‌‌ ‍‌​‍‌‌​ ​ ‌​‌​​‍‌‌​ ​ ‌​‌​​‍‌‌​ ​‍​ ​‍‌‍‌‌‌‍​‍​ ​‍​ ‍​‌‍​ ​ ‌‌‌‍​ ‌‍​ ‌‍‌‌‌‍​‍‌‍​‌​ ​‌​‍‌‌​ ​‍​ ​‍​‍‌‌​ ‌‌‌​‌​​‍ ‍‌‍ ​‌‍‍‌‌‍ ‍‌‍‍ ‌ ​ ​‍‌‌​ ‌‌‌​​‍‌‌ ‌‍‍ ‌‍‌‌‌ ‍‌​‍‌‌​ ​ ‌​‌​​‍‌‌​ ​ ‌​‌​​‍‌‌​ ​‍​ ​‍​ ‌​‌‍‌‌​ ‌‍‌‍‌​​ ​‍​ ‌‍​ ​‍‌‍‌‍‌‍​‌‌‍​ ‌‍​ ‌‍​ ​‍‌‌​ ​‍​ ​‍​‍‌‌​ ‌‌‌​‌​​‍ ‍‌‍ ‍‌‍​‌‌‍ ‌‌‍‌‌​‍‌‍‌ ​​‌‍‌‌‌ ​‍‌ ​ ‌ ​​‌‍‌‌‌‍​ ‌ ‌​‌‍‍‌‌ ‌‍‌‍‌‌​ ‌‌ ​​‌ ‌‌‌‍​‍‌‍ ​‌‍‍‌‌ ​ ‌‍‍​‌‍‌‌‌‍‌​​‍​‍‌ ‌
Athletic Club​​​​‌ ‍ ​‍​‍‌‍ ‌ ​‍‌‍‍‌‌‍‌ ‌‍‍‌‌‍ ‍​‍​‍​ ‍‍​‍​‍‌ ​ ‌‍​‌‌‍ ‍‌‍‍‌‌ ‌​‌ ‍‌​‍ ‍‌‍‍‌‌‍ ​‍​‍​‍ ​​‍​‍‌‍‍​‌ ​‍‌‍‌‌‌‍‌‍​‍​‍​ ‍‍​‍​‍‌‍‍​‌ ‌​‌ ‌​‌ ​​‌ ​ ​ ‍‍​‍ ​‍ ‌‍​ ‌‍‍​‌‍‌‌‌‍ ​‌ ​ ‌‍‌‌‌‍​‌‌ ​​‌‍‍‌‌‍‌‌‌ ​‍‌ ​ ​‍ ‍‌ ​ ‌‍​‌‌‍ ‍‌‍‍‌‌ ‌​‌ ‍‌​‍ ‍‌ ​ ‌ ‌​‌ ‌‌‌‍‌​‌‍‍‌‌‍ ​‍ ‌‍‍‌‌‍ ‍‌ ‌​‌‍‌‌‌‍ ‍‌ ‌​​‍ ‌‍‌‌‌‍‌​‌‍‍‌‌ ‌​​‍ ‌‍ ‌‌‍ ‌‍‌​‌‍‌‌​ ‌‌ ​​‌ ​‍‌‍‌‌‌ ​ ‌‍‌‌‌‍ ‍‌ ‌​‌‍​‌‌ ‌​‌‍‍‌‌‍ ‌‍ ‍​ ‍ ‌‍‍‌‌‍‌​​ ‌‌‍‌‍‌‍ ‌‍ ‌ ‌​‌‍‌‌‌ ​‍​ ‍ ‌ ‌​‌ ‍‌‌ ​​‌‍‌‌​ ‌‌‍‌‍‌‍ ‌‍ ‌ ‌​‌‍‌‌‌ ​‍​ ‍ ‌ ​​‌‍​‌‌ ‌​‌‍‍​​ ‌‌‍​ ‌‍ ‌‍ ​‌ ‌‌‌‍ ‌‌‍ ‍‌ ​ ​‍‌‌​ ‌‌‌​​‍‌‌ ‌‍‍ ‌‍‌‌‌ ‍‌​‍‌‌​ ​ ‌​‌​​‍‌‌​ ​ ‌​‌​​‍‌‌​ ​‍​ ​‍‌‍‌‌‌‍​‍​ ​‍​ ‍​‌‍​ ​ ‌‌‌‍​ ‌‍​ ‌‍‌‌‌‍​‍‌‍​‌​ ​‌​‍‌‌​ ​‍​ ​‍​‍‌‌​ ‌‌‌​‌​​‍ ‍‌‍ ​‌‍‍‌‌‍ ‍‌‍‍ ‌ ​ ​‍‌‌​ ‌‌‌​​‍‌‌ ‌‍‍ ‌‍‌‌‌ ‍‌​‍‌‌​ ​ ‌​‌​​‍‌‌​ ​ ‌​‌​​‍‌‌​ ​‍​ ​‍​ ‍​‌‍​‌​ ​ ​ ‌​‌‍​‌​ ‌ ‌‍‌​‌‍​‌​ ​ ​ ‍​‌‍‌‌‌‍​ ​‍‌‌​ ​‍​ ​‍​‍‌‌​ ‌‌‌​‌​​‍ ‍‌‍ ‍‌‍​‌‌‍ ‌‌‍‌‌​ ‌‍​‍‌‍​‌‌ ​ ‌‍‌‌‌‌‌‌‌ ​‍‌‍ ​​ ‌‌‍‍​‌ ‌​‌ ‌​‌ ​​‌ ​ ​‍‌‌​ ​ ‌​​‌​‍‌‌​ ​‍‌​‌‍​‍‌‌​ ​‍‌​‌‍‌‍​ ‌‍‍​‌‍‌‌‌‍ ​‌ ​ ‌‍‌‌‌‍​‌‌ ​​‌‍‍‌‌‍‌‌‌ ​‍‌ ​ ​‍ ‍‌ ​ ‌‍​‌‌‍ ‍‌‍‍‌‌ ‌​‌ ‍‌​‍ ‍‌ ​ ‌ ‌​‌ ‌‌‌‍‌​‌‍‍‌‌‍ ​‍‌‍‌‍‍‌‌‍‌​​ ‌‌‍‌‍‌‍ ‌‍ ‌ ‌​‌‍‌‌‌ ​‍​‍‌‍‌ ‌​‌ ‍‌‌ ​​‌‍‌‌​ ‌‌‍‌‍‌‍ ‌‍ ‌ ‌​‌‍‌‌‌ ​‍​‍‌‍‌ ​​‌‍​‌‌ ‌​‌‍‍​​ ‌‌‍​ ‌‍ ‌‍ ​‌ ‌‌‌‍ ‌‌‍ ‍‌ ​ ​‍‌‌​ ‌‌‌​​‍‌‌ ‌‍‍ ‌‍‌‌‌ ‍‌​‍‌‌​ ​ ‌​‌​​‍‌‌​ ​ ‌​‌​​‍‌‌​ ​‍​ ​‍‌‍‌‌‌‍​‍​ ​‍​ ‍​‌‍​ ​ ‌‌‌‍​ ‌‍​ ‌‍‌‌‌‍​‍‌‍​‌​ ​‌​‍‌‌​ ​‍​ ​‍​‍‌‌​ ‌‌‌​‌​​‍ ‍‌‍ ​‌‍‍‌‌‍ ‍‌‍‍ ‌ ​ ​‍‌‌​ ‌‌‌​​‍‌‌ ‌‍‍ ‌‍‌‌‌ ‍‌​‍‌‌​ ​ ‌​‌​​‍‌‌​ ​ ‌​‌​​‍‌‌​ ​‍​ ​‍​ ‍​‌‍​‌​ ​ ​ ‌​‌‍​‌​ ‌ ‌‍‌​‌‍​‌​ ​ ​ ‍​‌‍‌‌‌‍​ ​‍‌‌​ ​‍​ ​‍​‍‌‌​ ‌‌‌​‌​​‍ ‍‌‍ ‍‌‍​‌‌‍ ‌‌‍‌‌​‍‌‍‌ ​​‌‍‌‌‌ ​‍‌ ​ ‌ ​​‌‍‌‌‌‍​ ‌ ‌​‌‍‍‌‌ ‌‍‌‍‌‌​ ‌‌ ​​‌ ‌‌‌‍​‍‌‍ ​‌‍‍‌‌ ​ ‌‍‍​‌‍‌‌‌‍‌​​‍​‍‌ ‌
Marina​​​​‌ ‍ ​‍​‍‌‍ ‌ ​‍‌‍‍‌‌‍‌ ‌‍‍‌‌‍ ‍​‍​‍​ ‍‍​‍​‍‌ ​ ‌‍​‌‌‍ ‍‌‍‍‌‌ ‌​‌ ‍‌​‍ ‍‌‍‍‌‌‍ ​‍​‍​‍ ​​‍​‍‌‍‍​‌ ​‍‌‍‌‌‌‍‌‍​‍​‍​ ‍‍​‍​‍‌‍‍​‌ ‌​‌ ‌​‌ ​​‌ ​ ​ ‍‍​‍ ​‍ ‌‍​ ‌‍‍​‌‍‌‌‌‍ ​‌ ​ ‌‍‌‌‌‍​‌‌ ​​‌‍‍‌‌‍‌‌‌ ​‍‌ ​ ​‍ ‍‌ ​ ‌‍​‌‌‍ ‍‌‍‍‌‌ ‌​‌ ‍‌​‍ ‍‌ ​ ‌ ‌​‌ ‌‌‌‍‌​‌‍‍‌‌‍ ​‍ ‌‍‍‌‌‍ ‍‌ ‌​‌‍‌‌‌‍ ‍‌ ‌​​‍ ‌‍‌‌‌‍‌​‌‍‍‌‌ ‌​​‍ ‌‍ ‌‌‍ ‌‍‌​‌‍‌‌​ ‌‌ ​​‌ ​‍‌‍‌‌‌ ​ ‌‍‌‌‌‍ ‍‌ ‌​‌‍​‌‌ ‌​‌‍‍‌‌‍ ‌‍ ‍​ ‍ ‌‍‍‌‌‍‌​​ ‌‌‍‌‍‌‍ ‌‍ ‌ ‌​‌‍‌‌‌ ​‍​ ‍ ‌ ‌​‌ ‍‌‌ ​​‌‍‌‌​ ‌‌‍‌‍‌‍ ‌‍ ‌ ‌​‌‍‌‌‌ ​‍​ ‍ ‌ ​​‌‍​‌‌ ‌​‌‍‍​​ ‌‌‍​ ‌‍ ‌‍ ​‌ ‌‌‌‍ ‌‌‍ ‍‌ ​ ​‍‌‌​ ‌‌‌​​‍‌‌ ‌‍‍ ‌‍‌‌‌ ‍‌​‍‌‌​ ​ ‌​‌​​‍‌‌​ ​ ‌​‌​​‍‌‌​ ​‍​ ​‍‌‍‌‌‌‍​‍​ ​‍​ ‍​‌‍​ ​ ‌‌‌‍​ ‌‍​ ‌‍‌‌‌‍​‍‌‍​‌​ ​‌​‍‌‌​ ​‍​ ​‍​‍‌‌​ ‌‌‌​‌​​‍ ‍‌‍ ​‌‍‍‌‌‍ ‍‌‍‍ ‌ ​ ​‍‌‌​ ‌‌‌​​‍‌‌ ‌‍‍ ‌‍‌‌‌ ‍‌​‍‌‌​ ​ ‌​‌​​‍‌‌​ ​ ‌​‌​​‍‌‌​ ​‍​ ​‍​ ‌‍​ ‌‌​ ‌‍​ ‌‌‌‍‌‌‌‍‌‍‌‍​‌​ ​​​ ‌‍​ ‌‌​ ‌​‌‍‌​​‍‌‌​ ​‍​ ​‍​‍‌‌​ ‌‌‌​‌​​‍ ‍‌‍ ‍‌‍​‌‌‍ ‌‌‍‌‌​ ‌‍​‍‌‍​‌‌ ​ ‌‍‌‌‌‌‌‌‌ ​‍‌‍ ​​ ‌‌‍‍​‌ ‌​‌ ‌​‌ ​​‌ ​ ​‍‌‌​ ​ ‌​​‌​‍‌‌​ ​‍‌​‌‍​‍‌‌​ ​‍‌​‌‍‌‍​ ‌‍‍​‌‍‌‌‌‍ ​‌ ​ ‌‍‌‌‌‍​‌‌ ​​‌‍‍‌‌‍‌‌‌ ​‍‌ ​ ​‍ ‍‌ ​ ‌‍​‌‌‍ ‍‌‍‍‌‌ ‌​‌ ‍‌​‍ ‍‌ ​ ‌ ‌​‌ ‌‌‌‍‌​‌‍‍‌‌‍ ​‍‌‍‌‍‍‌‌‍‌​​ ‌‌‍‌‍‌‍ ‌‍ ‌ ‌​‌‍‌‌‌ ​‍​‍‌‍‌ ‌​‌ ‍‌‌ ​​‌‍‌‌​ ‌‌‍‌‍‌‍ ‌‍ ‌ ‌​‌‍‌‌‌ ​‍​‍‌‍‌ ​​‌‍​‌‌ ‌​‌‍‍​​ ‌‌‍​ ‌‍ ‌‍ ​‌ ‌‌‌‍ ‌‌‍ ‍‌ ​ ​‍‌‌​ ‌‌‌​​‍‌‌ ‌‍‍ ‌‍‌‌‌ ‍‌​‍‌‌​ ​ ‌​‌​​‍‌‌​ ​ ‌​‌​​‍‌‌​ ​‍​ ​‍‌‍‌‌‌‍​‍​ ​‍​ ‍​‌‍​ ​ ‌‌‌‍​ ‌‍​ ‌‍‌‌‌‍​‍‌‍​‌​ ​‌​‍‌‌​ ​‍​ ​‍​‍‌‌​ ‌‌‌​‌​​‍ ‍‌‍ ​‌‍‍‌‌‍ ‍‌‍‍ ‌ ​ ​‍‌‌​ ‌‌‌​​‍‌‌ ‌‍‍ ‌‍‌‌‌ ‍‌​‍‌‌​ ​ ‌​‌​​‍‌‌​ ​ ‌​‌​​‍‌‌​ ​‍​ ​‍​ ‌‍​ ‌‌​ ‌‍​ ‌‌‌‍‌‌‌‍‌‍‌‍​‌​ ​​​ ‌‍​ ‌‌​ ‌​‌‍‌​​‍‌‌​ ​‍​ ​‍​‍‌‌​ ‌‌‌​‌​​‍ ‍‌‍ ‍‌‍​‌‌‍ ‌‌‍‌‌​‍‌‍‌ ​​‌‍‌‌‌ ​‍‌ ​ ‌ ​​‌‍‌‌‌‍​ ‌ ‌​‌‍‍‌‌ ‌‍‌‍‌‌​ ‌‌ ​​‌ ‌‌‌‍​‍‌‍ ​‌‍‍‌‌ ​ ‌‍‍​‌‍‌‌‌‍‌​​‍​‍‌ ‌
Company​​​​‌ ‍ ​‍​‍‌‍ ‌ ​‍‌‍‍‌‌‍‌ ‌‍‍‌‌‍ ‍​‍​‍​ ‍‍​‍​‍‌ ​ ‌‍​‌‌‍ ‍‌‍‍‌‌ ‌​‌ ‍‌​‍ ‍‌‍‍‌‌‍ ​‍​‍​‍ ​​‍​‍‌‍‍​‌ ​‍‌‍‌‌‌‍‌‍​‍​‍​ ‍‍​‍​‍‌‍‍​‌ ‌​‌ ‌​‌ ​​‌ ​ ​ ‍‍​‍ ​‍ ‌‍​ ‌‍‍​‌‍‌‌‌‍ ​‌ ​ ‌‍‌‌‌‍​‌‌ ​​‌‍‍‌‌‍‌‌‌ ​‍‌ ​ ​‍ ‍‌ ​ ‌‍​‌‌‍ ‍‌‍‍‌‌ ‌​‌ ‍‌​‍ ‍‌ ​ ‌ ‌​‌ ‌‌‌‍‌​‌‍‍‌‌‍ ​‍ ‌‍‍‌‌‍ ‍‌ ‌​‌‍‌‌‌‍ ‍‌ ‌​​‍ ‌‍‌‌‌‍‌​‌‍‍‌‌ ‌​​‍ ‌‍ ‌‌‍ ‌‍‌​‌‍‌‌​ ‌‌ ​​‌ ​‍‌‍‌‌‌ ​ ‌‍‌‌‌‍ ‍‌ ‌​‌‍​‌‌ ‌​‌‍‍‌‌‍ ‌‍ ‍​ ‍ ‌‍‍‌‌‍‌​​ ‌‌‍‌‍‌‍ ‌‍ ‌ ‌​‌‍‌‌‌ ​‍​ ‍ ‌ ‌​‌ ‍‌‌ ​​‌‍‌‌​ ‌‌‍‌‍‌‍ ‌‍ ‌ ‌​‌‍‌‌‌ ​‍​ ‍ ‌ ​​‌‍​‌‌ ‌​‌‍‍​​ ‌‌‍​ ‌‍ ‌‍ ​‌ ‌‌‌‍ ‌‌‍ ‍‌ ​ ​‍‌‌​ ‌‌‌​​‍‌‌ ‌‍‍ ‌‍‌‌‌ ‍‌​‍‌‌​ ​ ‌​‌​​‍‌‌​ ​ ‌​‌​​‍‌‌​ ​‍​ ​‍‌‍​ ​ ​ ​ ‌​​ ​​‌‍​ ​ ‌‍‌‍‌​​ ‌​‌‍‌‍‌‍‌‌‌‍‌‌‌‍‌​​‍‌‌​ ​‍​ ​‍​‍‌‌​ ‌‌‌​‌​​‍ ‍‌ ‌​‌‍‍‌‌ ‌​‌‍ ​‌‍‌‌​ ‌‍​‍‌‍​‌‌ ​ ‌‍‌‌‌‌‌‌‌ ​‍‌‍ ​​ ‌‌‍‍​‌ ‌​‌ ‌​‌ ​​‌ ​ ​‍‌‌​ ​ ‌​​‌​‍‌‌​ ​‍‌​‌‍​‍‌‌​ ​‍‌​‌‍‌‍​ ‌‍‍​‌‍‌‌‌‍ ​‌ ​ ‌‍‌‌‌‍​‌‌ ​​‌‍‍‌‌‍‌‌‌ ​‍‌ ​ ​‍ ‍‌ ​ ‌‍​‌‌‍ ‍‌‍‍‌‌ ‌​‌ ‍‌​‍ ‍‌ ​ ‌ ‌​‌ ‌‌‌‍‌​‌‍‍‌‌‍ ​‍‌‍‌‍‍‌‌‍‌​​ ‌‌‍‌‍‌‍ ‌‍ ‌ ‌​‌‍‌‌‌ ​‍​‍‌‍‌ ‌​‌ ‍‌‌ ​​‌‍‌‌​ ‌‌‍‌‍‌‍ ‌‍ ‌ ‌​‌‍‌‌‌ ​‍​‍‌‍‌ ​​‌‍​‌‌ ‌​‌‍‍​​ ‌‌‍​ ‌‍ ‌‍ ​‌ ‌‌‌‍ ‌‌‍ ‍‌ ​ ​‍‌‌​ ‌‌‌​​‍‌‌ ‌‍‍ ‌‍‌‌‌ ‍‌​‍‌‌​ ​ ‌​‌​​‍‌‌​ ​ ‌​‌​​‍‌‌​ ​‍​ ​‍‌‍​ ​ ​ ​ ‌​​ ​​‌‍​ ​ ‌‍‌‍‌​​ ‌​‌‍‌‍‌‍‌‌‌‍‌‌‌‍‌​​‍‌‌​ ​‍​ ​‍​‍‌‌​ ‌‌‌​‌​​‍ ‍‌ ‌​‌‍‍‌‌ ‌​‌‍ ​‌‍‌‌​‍‌‍‌ ​​‌‍‌‌‌ ​‍‌ ​ ‌ ​​‌‍‌‌‌‍​ ‌ ‌​‌‍‍‌‌ ‌‍‌‍‌‌​ ‌‌ ​​‌ ‌‌‌‍​‍‌‍ ​‌‍‍‌‌ ​ ‌‍‍​‌‍‌‌‌‍‌​​‍​‍‌ ‌
More​​​​‌ ‍ ​‍​‍‌‍ ‌ ​‍‌‍‍‌‌‍‌ ‌‍‍‌‌‍ ‍​‍​‍​ ‍‍​‍​‍‌ ​ ‌‍​‌‌‍ ‍‌‍‍‌‌ ‌​‌ ‍‌​‍ ‍‌‍‍‌‌‍ ​‍​‍​‍ ​​‍​‍‌‍‍​‌ ​‍‌‍‌‌‌‍‌‍​‍​‍​ ‍‍​‍​‍‌‍‍​‌ ‌​‌ ‌​‌ ​​‌ ​ ​ ‍‍​‍ ​‍ ‌‍​ ‌‍‍​‌‍‌‌‌‍ ​‌ ​ ‌‍‌‌‌‍​‌‌ ​​‌‍‍‌‌‍‌‌‌ ​‍‌ ​ ​‍ ‍‌ ​ ‌‍​‌‌‍ ‍‌‍‍‌‌ ‌​‌ ‍‌​‍ ‍‌ ​ ‌ ‌​‌ ‌‌‌‍‌​‌‍‍‌‌‍ ​‍ ‌‍‍‌‌‍ ‍‌ ‌​‌‍‌‌‌‍ ‍‌ ‌​​‍ ‌‍‌‌‌‍‌​‌‍‍‌‌ ‌​​‍ ‌‍ ‌‌‍ ‌‍‌​‌‍‌‌​ ‌‌ ​​‌ ​‍‌‍‌‌‌ ​ ‌‍‌‌‌‍ ‍‌ ‌​‌‍​‌‌ ‌​‌‍‍‌‌‍ ‌‍ ‍​ ‍ ‌‍‍‌‌‍‌​​ ‌‌‍‌‍‌‍ ‌‍ ‌ ‌​‌‍‌‌‌ ​‍​ ‍ ‌ ‌​‌ ‍‌‌ ​​‌‍‌‌​ ‌‌‍‌‍‌‍ ‌‍ ‌ ‌​‌‍‌‌‌ ​‍​ ‍ ‌ ​​‌‍​‌‌ ‌​‌‍‍​​ ‌‌‍​ ‌‍ ‌‍ ​‌ ‌‌‌‍ ‌‌‍ ‍‌ ​ ​‍‌‌​ ‌‌‌​​‍‌‌ ‌‍‍ ‌‍‌‌‌ ‍‌​‍‌‌​ ​ ‌​‌​​‍‌‌​ ​ ‌​‌​​‍‌‌​ ​‍​ ​‍​ ‌‌​ ​ ​ ‌‌​ ‍‌‌‍​ ​ ​‍‌‍‌​​ ‍​‌‍​‌​ ‍​​ ​ ​ ​ ​‍‌‌​ ​‍​ ​‍​‍‌‌​ ‌‌‌​‌​​‍ ‍‌ ‌​‌‍‍‌‌ ‌​‌‍ ​‌‍‌‌​ ‌‍​‍‌‍​‌‌ ​ ‌‍‌‌‌‌‌‌‌ ​‍‌‍ ​​ ‌‌‍‍​‌ ‌​‌ ‌​‌ ​​‌ ​ ​‍‌‌​ ​ ‌​​‌​‍‌‌​ ​‍‌​‌‍​‍‌‌​ ​‍‌​‌‍‌‍​ ‌‍‍​‌‍‌‌‌‍ ​‌ ​ ‌‍‌‌‌‍​‌‌ ​​‌‍‍‌‌‍‌‌‌ ​‍‌ ​ ​‍ ‍‌ ​ ‌‍​‌‌‍ ‍‌‍‍‌‌ ‌​‌ ‍‌​‍ ‍‌ ​ ‌ ‌​‌ ‌‌‌‍‌​‌‍‍‌‌‍ ​‍‌‍‌‍‍‌‌‍‌​​ ‌‌‍‌‍‌‍ ‌‍ ‌ ‌​‌‍‌‌‌ ​‍​‍‌‍‌ ‌​‌ ‍‌‌ ​​‌‍‌‌​ ‌‌‍‌‍‌‍ ‌‍ ‌ ‌​‌‍‌‌‌ ​‍​‍‌‍‌ ​​‌‍​‌‌ ‌​‌‍‍​​ ‌‌‍​ ‌‍ ‌‍ ​‌ ‌‌‌‍ ‌‌‍ ‍‌ ​ ​‍‌‌​ ‌‌‌​​‍‌‌ ‌‍‍ ‌‍‌‌‌ ‍‌​‍‌‌​ ​ ‌​‌​​‍‌‌​ ​ ‌​‌​​‍‌‌​ ​‍​ ​‍​ ‌‌​ ​ ​ ‌‌​ ‍‌‌‍​ ​ ​‍‌‍‌​​ ‍​‌‍​‌​ ‍​​ ​ ​ ​ ​‍‌‌​ ​‍​ ​‍​‍‌‌​ ‌‌‌​‌​​‍ ‍‌ ‌​‌‍‍‌‌ ‌​‌‍ ​‌‍‌‌​‍‌‍‌ ​​‌‍‌‌‌ ​‍‌ ​ ‌ ​​‌‍‌‌‌‍​ ‌ ‌​‌‍‍‌‌ ‌‍‌‍‌‌​ ‌‌ ​​‌ ‌‌‌‍​‍‌‍ ​‌‍‍‌‌ ​ ‌‍‍​‌‍‌‌‌‍‌​​‍​‍‌ ‌
Stay in Touch​​​​‌ ‍ ​‍​‍‌‍ ‌ ​‍‌‍‍‌‌‍‌ ‌‍‍‌‌‍ ‍​‍​‍​ ‍‍​‍​‍‌ ​ ‌‍​‌‌‍ ‍‌‍‍‌‌ ‌​‌ ‍‌​‍ ‍‌‍‍‌‌‍ ​‍​‍​‍ ​​‍​‍‌‍‍​‌ ​‍‌‍‌‌‌‍‌‍​‍​‍​ ‍‍​‍​‍‌‍‍​‌ ‌​‌ ‌​‌ ​​‌ ​ ​ ‍‍​‍ ​‍ ‌‍​ ‌‍‍​‌‍‌‌‌‍ ​‌ ​ ‌‍‌‌‌‍​‌‌ ​​‌‍‍‌‌‍‌‌‌ ​‍‌ ​ ​‍ ‍‌ ​ ‌‍​‌‌‍ ‍‌‍‍‌‌ ‌​‌ ‍‌​‍ ‍‌ ​ ‌ ‌​‌ ‌‌‌‍‌​‌‍‍‌‌‍ ​‍ ‌‍‍‌‌‍ ‍‌ ‌​‌‍‌‌‌‍ ‍‌ ‌​​‍ ‌‍‌‌‌‍‌​‌‍‍‌‌ ‌​​‍ ‌‍ ‌‌‍ ‌‍‌​‌‍‌‌​ ‌‌ ​​‌ ​‍‌‍‌‌‌ ​ ‌‍‌‌‌‍ ‍‌ ‌​‌‍​‌‌ ‌​‌‍‍‌‌‍ ‌‍ ‍​ ‍ ‌‍‍‌‌‍‌​​ ‌‌‍‌‍‌‍ ‌‍ ‌ ‌​‌‍‌‌‌ ​‍​ ‍ ‌ ‌​‌ ‍‌‌ ​​‌‍‌‌​ ‌‌‍‌‍‌‍ ‌‍ ‌ ‌​‌‍‌‌‌ ​‍​ ‍ ‌ ​​‌‍​‌‌ ‌​‌‍‍​​ ‌‌‍​ ‌‍ ‌‍ ​‌ ‌‌‌‍ ‌‌‍ ‍‌ ​ ​‍‌‌​ ‌‌‌​​‍‌‌ ‌‍‍ ‌‍‌‌‌ ‍‌​‍‌‌​ ​ ‌​‌​​‍‌‌​ ​ ‌​‌​​‍‌‌​ ​‍​ ​‍​ ‍​‌‍​‍‌‍‌​​ ​‌‌‍​‍‌‍‌‌‌‍‌‌‌‍‌​‌‍​‌​ ​‍‌‍‌‌‌‍​‌​‍‌‌​ ​‍​ ​‍​‍‌‌​ ‌‌‌​‌​​‍ ‍‌ ‌​‌‍‍‌‌ ‌​‌‍ ​‌‍‌‌​ ‌‍​‍‌‍​‌‌ ​ ‌‍‌‌‌‌‌‌‌ ​‍‌‍ ​​ ‌‌‍‍​‌ ‌​‌ ‌​‌ ​​‌ ​ ​‍‌‌​ ​ ‌​​‌​‍‌‌​ ​‍‌​‌‍​‍‌‌​ ​‍‌​‌‍‌‍​ ‌‍‍​‌‍‌‌‌‍ ​‌ ​ ‌‍‌‌‌‍​‌‌ ​​‌‍‍‌‌‍‌‌‌ ​‍‌ ​ ​‍ ‍‌ ​ ‌‍​‌‌‍ ‍‌‍‍‌‌ ‌​‌ ‍‌​‍ ‍‌ ​ ‌ ‌​‌ ‌‌‌‍‌​‌‍‍‌‌‍ ​‍‌‍‌‍‍‌‌‍‌​​ ‌‌‍‌‍‌‍ ‌‍ ‌ ‌​‌‍‌‌‌ ​‍​‍‌‍‌ ‌​‌ ‍‌‌ ​​‌‍‌‌​ ‌‌‍‌‍‌‍ ‌‍ ‌ ‌​‌‍‌‌‌ ​‍​‍‌‍‌ ​​‌‍​‌‌ ‌​‌‍‍​​ ‌‌‍​ ‌‍ ‌‍ ​‌ ‌‌‌‍ ‌‌‍ ‍‌ ​ ​‍‌‌​ ‌‌‌​​‍‌‌ ‌‍‍ ‌‍‌‌‌ ‍‌​‍‌‌​ ​ ‌​‌​​‍‌‌​ ​ ‌​‌​​‍‌‌​ ​‍​ ​‍​ ‍​‌‍​‍‌‍‌​​ ​‌‌‍​‍‌‍‌‌‌‍‌‌‌‍‌​‌‍​‌​ ​‍‌‍‌‌‌‍​‌​‍‌‌​ ​‍​ ​‍​‍‌‌​ ‌‌‌​‌​​‍ ‍‌ ‌​‌‍‍‌‌ ‌​‌‍ ​‌‍‌‌​‍‌‍‌ ​​‌‍‌‌‌ ​‍‌ ​ ‌ ​​‌‍‌‌‌‍​ ‌ ‌​‌‍‍‌‌ ‌‍‌‍‌‌​ ‌‌ ​​‌ ‌‌‌‍​‍‌‍ ​‌‍‍‌‌ ​ ‌‍‍​‌‍‌‌‌‍‌​​‍​‍‌ ‌